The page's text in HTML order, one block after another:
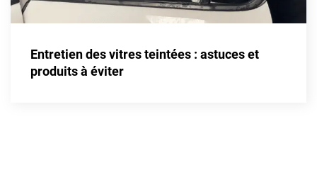
Entretien des vitres teintées : astuces et
produits à éviter